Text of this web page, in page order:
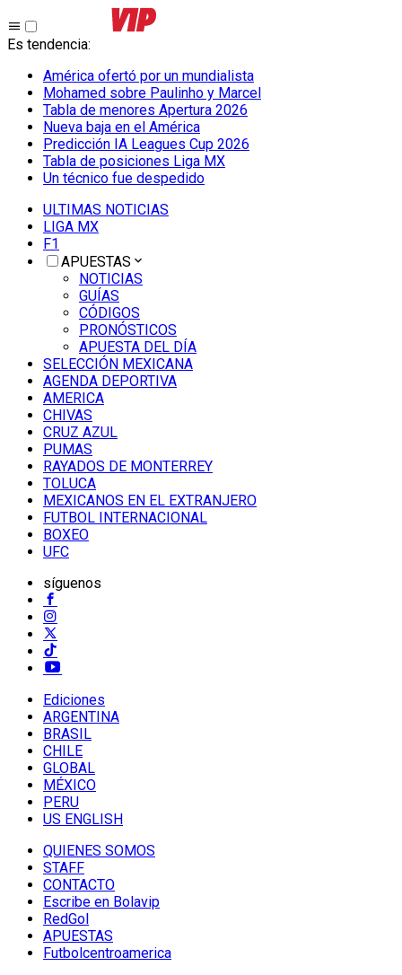
Es tendencia:
América ofertó por un mundialista
Mohamed sobre Paulinho y Marcel
Tabla de menores Apertura 2026
Nueva baja en el América
Predicción IA Leagues Cup 2026
Tabla de posiciones Liga MX
Un técnico fue despedido
ULTIMAS NOTICIAS
LIGA MX
F1
APUESTAS
NOTICIAS
GUÍAS
CÓDIGOS
PRONÓSTICOS
APUESTA DEL DÍA
SELECCIÓN MEXICANA
AGENDA DEPORTIVA
AMERICA
CHIVAS
CRUZ AZUL
PUMAS
RAYADOS DE MONTERREY
TOLUCA
MEXICANOS EN EL EXTRANJERO
FUTBOL INTERNACIONAL
BOXEO
UFC
síguenos
Ediciones
ARGENTINA
BRASIL
CHILE
GLOBAL
MÉXICO
PERU
US ENGLISH
QUIENES SOMOS
STAFF
CONTACTO
Escribe en Bolavip
RedGol
APUESTAS
Futbolcentroamerica